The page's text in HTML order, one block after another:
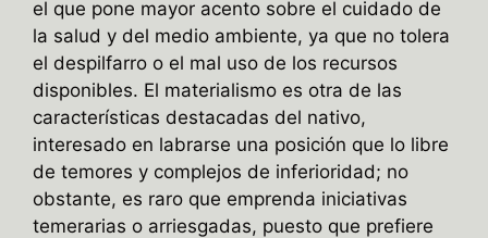
el que pone mayor acento sobre el cuidado de
la salud y del medio ambiente, ya que no tolera
el despilfarro o el mal uso de los recursos
disponibles. El materialismo es otra de las
características destacadas del nativo,
interesado en labrarse una posición que lo libre
de temores y complejos de inferioridad; no
obstante, es raro que emprenda iniciativas
temerarias o arriesgadas, puesto que prefiere